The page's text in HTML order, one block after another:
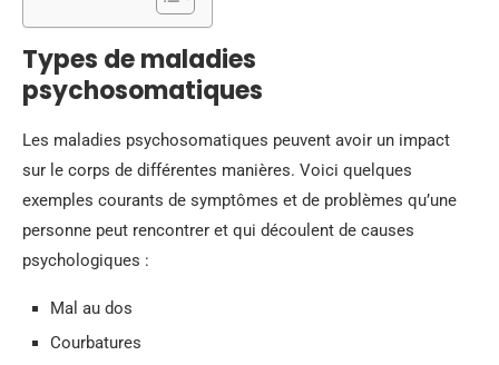
Types de maladies
psychosomatiques
Les maladies psychosomatiques peuvent avoir un impact
sur le corps de différentes manières. Voici quelques
exemples courants de symptômes et de problèmes qu’une
personne peut rencontrer et qui découlent de causes
psychologiques :
Mal au dos
Courbatures